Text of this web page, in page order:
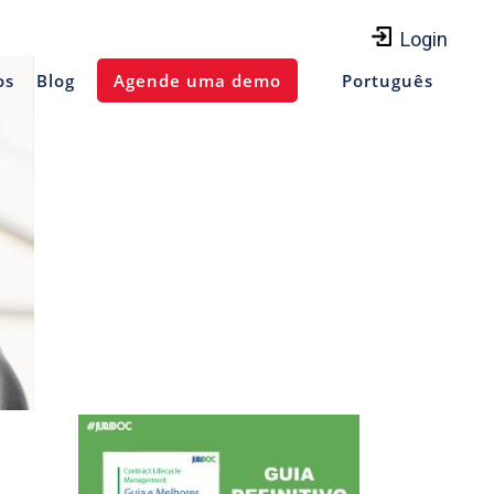
Login
Blog Agende uma demo Português